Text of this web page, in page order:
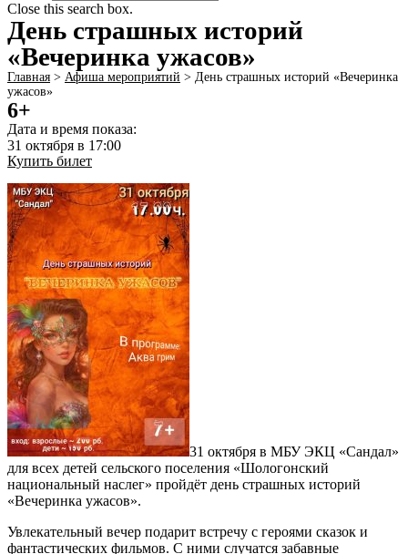
Close this search box.
День страшных историй
«Вечеринка ужасов»
Главная > Афиша мероприятий > День страшных историй «Вечеринка
ужасов»
6+
Дата и время показа:
31 октября в 17:00
Купить билет
31 октября в МБУ ЭКЦ «Сандал»
для всех детей сельского поселения «Шологонский
национальный наслег» пройдёт день страшных историй
«Вечеринка ужасов».
Увлекательный вечер подарит встречу с героями сказок и
фантастических фильмов. С ними случатся забавные